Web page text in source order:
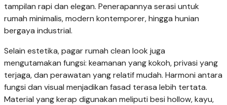
tampilan rapi dan elegan. Penerapannya serasi untuk
rumah minimalis, modern kontemporer, hingga hunian
bergaya industrial.
Selain estetika, pagar rumah clean look juga
mengutamakan fungsi: keamanan yang kokoh, privasi yang
terjaga, dan perawatan yang relatif mudah. Harmoni antara
fungsi dan visual menjadikan fasad terasa lebih tertata.
Material yang kerap digunakan meliputi besi hollow, kayu,